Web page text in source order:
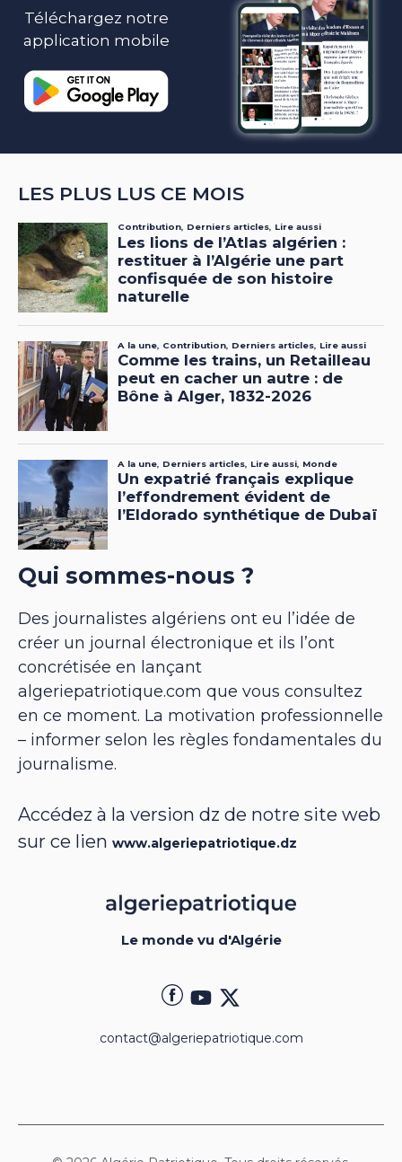
Téléchargez notre
application mobile
LES PLUS LUS CE MOIS
Qui sommes-nous ?
Des journalistes algériens ont eu l’idée de
créer un journal électronique et ils l’ont
concrétisée en lançant
algeriepatriotique.com que vous consultez
en ce moment. La motivation professionnelle
– informer selon les règles fondamentales du
journalisme.
Accédez à la version dz de notre site web
sur ce lien www.algeriepatriotique.dz
Le monde vu d'Algérie
contact@algeriepatriotique.com